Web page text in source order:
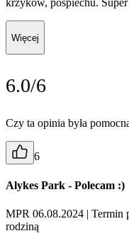
krzyków, pośpiechu.
Więcej
6.0/6
Czy ta opinia była
6
Alykes Park - Polecam :)
MPR 06.08.2024 | Termin
rodziną